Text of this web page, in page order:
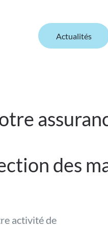
Actualités
des
activité de